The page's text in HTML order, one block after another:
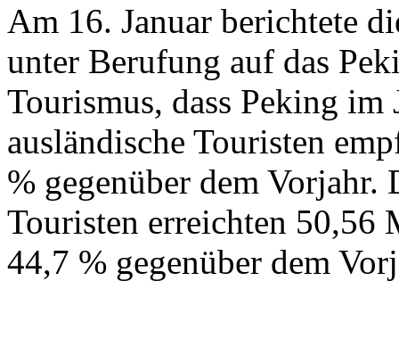
Am 16. Januar berichtete
unter Berufung auf das
Tourismus, dass Peking
ausländische Touristen
% gegenüber dem Vorjahr.
Touristen erreichten 50,56
44,7 % gegenüber dem